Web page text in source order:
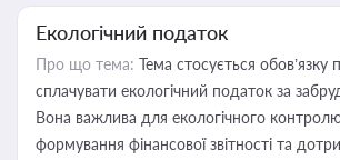
Екологічний податок
Про що тема: Тема стосується обов’язку
сплачувати екологічний податок за
Вона важлива для екологічного контролю
формування фінансової звітності та